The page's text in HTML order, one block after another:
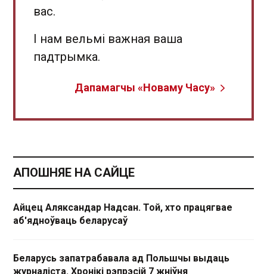
вас.
І нам вельмі важная ваша
падтрымка.
Дапамагчы «Новаму Часу»
АПОШНЯЕ НА САЙЦЕ
Айцец Аляксандар Надсан. Той, хто працягвае
аб'ядноўваць беларусаў
Беларусь запатрабавала ад Польшчы выдаць
журналіста. Хронікі рэпрэсій 7 жніўня